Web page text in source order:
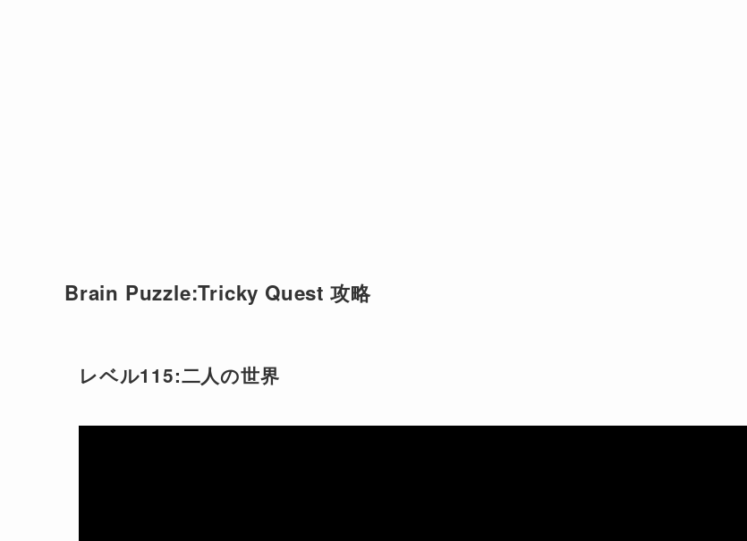
Brain Puzzle:Tricky Quest 攻略
レベル115:二人の世界